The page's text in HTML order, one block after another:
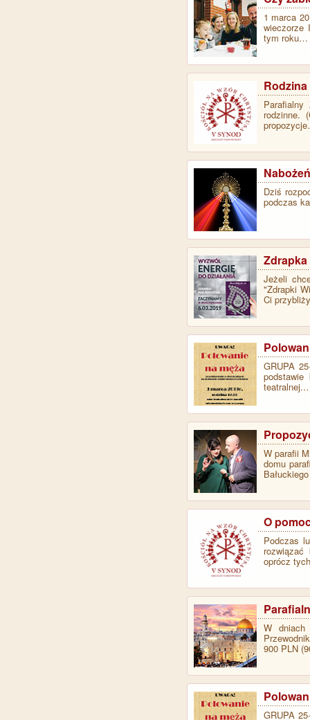
1 marca
wieczorze
tym roku…
rodzinne.
Dziś
podczas
Jeżeli
"Zdrapki
Ci
GRUPA
W parafii
domu
O
Podczas
oprócz
W dniach
900 PLN
GRUPA